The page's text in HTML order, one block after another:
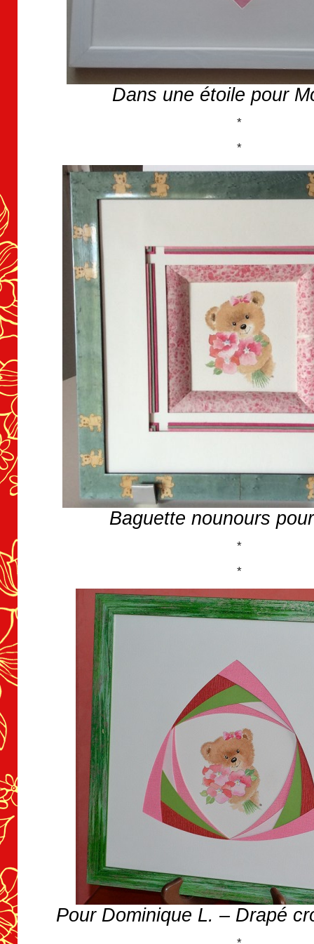
Dans une étoile pour
*
*
Baguette nounours
*
*
Pour Dominique L. – Drapé